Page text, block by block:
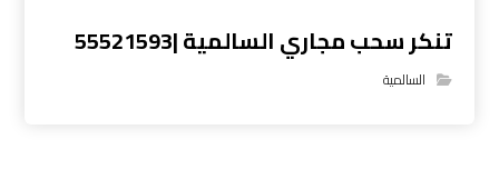
تنكر سحب مجاري السالمية |55521593
السالمية